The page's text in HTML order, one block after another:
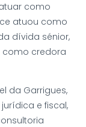
atuar como
atuou como
dívida sénior,
como credora
da Garrigues,
jurídica e fiscal,